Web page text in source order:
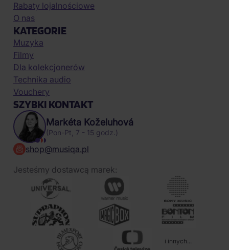
Rabaty lojalnościowe
O nas
KATEGORIE
Muzyka
Filmy
Dla kolekcjonerów
Technika audio
Vouchery
SZYBKI KONTAKT
Markéta Koželuhová
(Pon-Pt, 7 - 15 godz.)
shop@musiqa.pl
Jesteśmy dostawcą marek:
i innych...